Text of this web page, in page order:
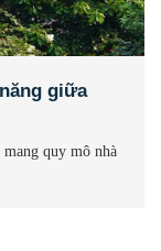
giữa
quy mô nhà